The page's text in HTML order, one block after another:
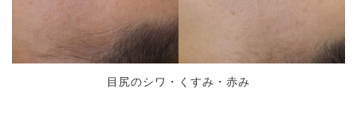
目尻のシワ・くすみ・赤み